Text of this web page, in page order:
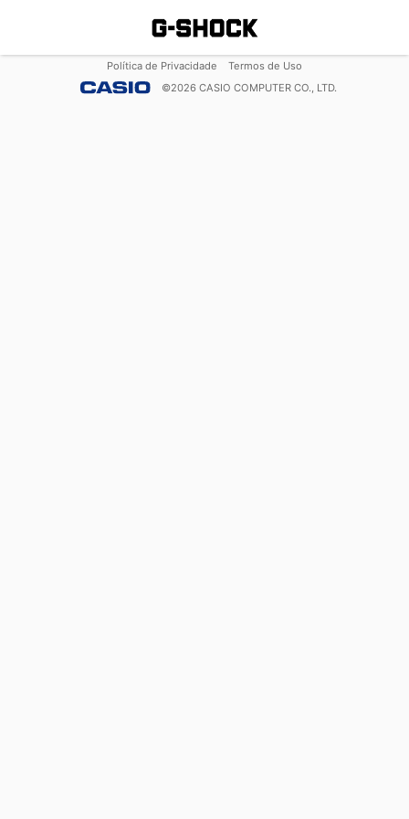
Política de Privacidade
Termos de Uso
©2026 CASIO COMPUTER CO., LTD.